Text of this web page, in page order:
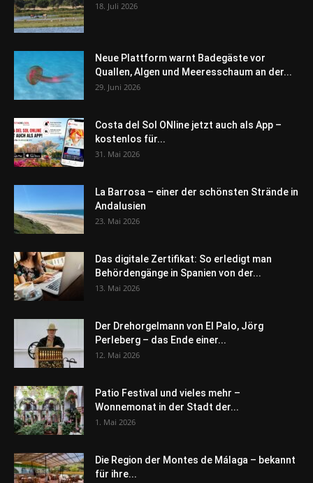
18. Juli 2026
Neue Plattform warnt Badegäste vor
Quallen, Algen und Meeresschaum an der...
29. Juni 2026
Costa del Sol ONline jetzt auch als App –
kostenlos für...
31. Mai 2026
La Barrosa – einer der schönsten Strände in
Andalusien
23. Mai 2026
Das digitale Zertifikat: So erledigt man
Behördengänge in Spanien von der...
13. Mai 2026
Der Drehorgelmann von El Palo, Jörg
Perleberg – das Ende einer...
12. Mai 2026
Patio Festival und vieles mehr –
Wonnemonat in der Stadt der...
1. Mai 2026
Die Region der Montes de Málaga – bekannt
für ihre...